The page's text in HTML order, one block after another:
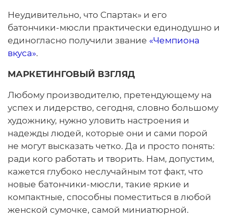
Неудивительно, что Спартак» и его
батончики-мюсли практически единодушно и
единогласно получили звание «Чемпиона
вкуса».
МАРКЕТИНГОВЫЙ ВЗГЛЯД
Любому производителю, претендующему на
успех и лидерство, сегодня, словно большому
художнику, нужно уловить настроения и
надежды людей, которые они и сами порой
не могут высказать четко. Да и просто понять:
ради кого работать и творить. Нам, допустим,
кажется глубоко неслучайным тот факт, что
новые батончики-мюсли, такие яркие и
компактные, способны поместиться в любой
женской сумочке, самой миниатюрной.